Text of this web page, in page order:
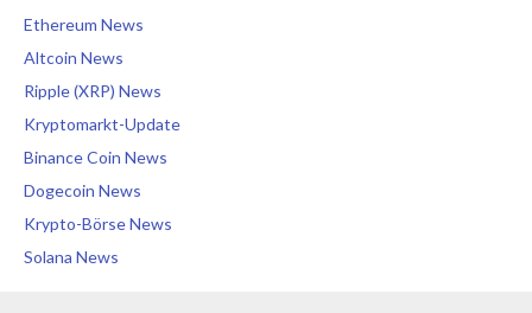
Ethereum News
Altcoin News
Ripple (XRP) News
Kryptomarkt-Update
Binance Coin News
Dogecoin News
Krypto-Börse News
Solana News